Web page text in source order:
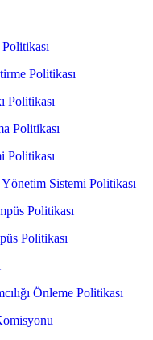
Politikası
Politikası
Politikası
Politikası
Sistemi Politikası
Politikası
Politikası
Önleme Politikası